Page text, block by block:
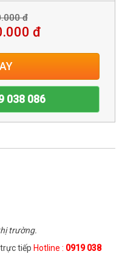
đ
đ
038 086
trường.
tiếp Hotline : 0919 038